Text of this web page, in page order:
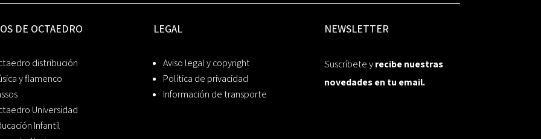
DE OCTAEDRO
distribución
y flamenco
Universidad
Infantil
LEGAL
Aviso legal y copyright
Política de privacidad
Información de transporte
NEWSLETTER
Suscríbete yrecibe nuestras
novedades en tu email.